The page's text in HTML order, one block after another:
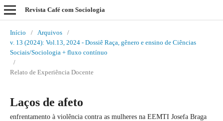
Revista Café com Sociologia
Início / Arquivos
/
v. 13 (2024): Vol.13, 2024 - Dossiê Raça, gênero e ensino de Ciências
Sociais/Sociologia + fluxo contínuo
/
Relato de Experiência Docente
Laços de afeto
enfrentamento à violência contra as mulheres na EEMTI Josefa Braga